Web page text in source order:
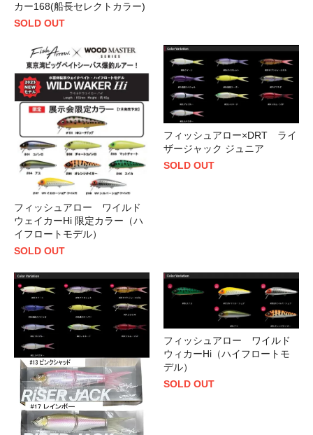
カー168(船長セレクトカラー)
SOLD OUT
フィッシュアロー ワイルド
ウェイカーHi 限定カラー（ハ
イフロートモデル）
SOLD OUT
フィッシュアロー×DRT ライ
ザージャック ジュニア
SOLD OUT
フィッシュアロー ワイルド
ウィカーHi（ハイフロートモ
デル）
SOLD OUT